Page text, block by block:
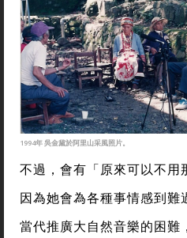
1994年 吳金黛於阿里山采風照片。
不過，會有「原來可以不用
因為她會為各種事情感到難
當代推廣大自然音樂的困難